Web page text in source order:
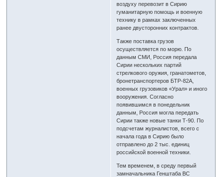
воздуху перевозит в Сирию
гуманитарную помощь и военную
технику в рамках заключенных
ранее двусторонних контрактов.
Также поставка грузов
осуществляется по морю. По
данным СМИ, Россия передала
Сирии нескольких партий
стрелкового оружия, гранатометов,
бронетранспортеров БТР-82А,
военных грузовиков «Урал» и иного
вооружения. Согласно
появившимся в понедельник
данным, Россия могла передать
Сирии также новые танки Т-90. По
подсчетам журналистов, всего с
начала года в Сирию было
отправлено до 2 тыс. единиц
российской военной техники.
Тем временем, в среду первый
замначальника Генштаба ВС